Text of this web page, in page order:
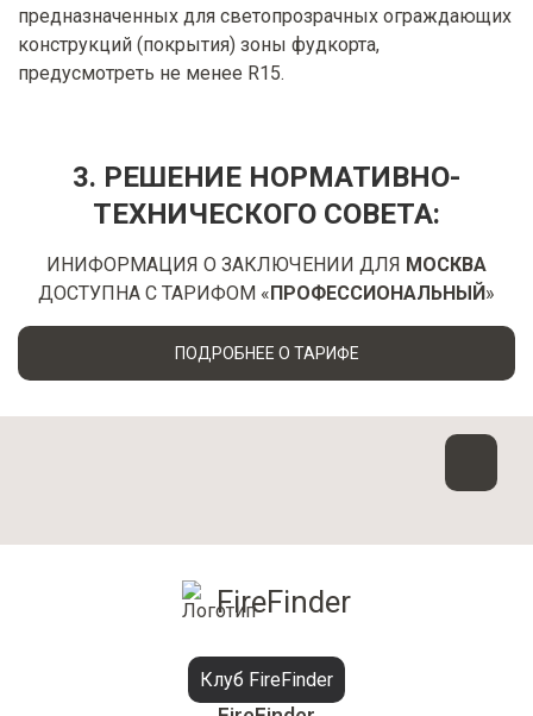
предназначенных для светопрозрачных ограждающих
конструкций (покрытия) зоны фудкорта,
предусмотреть не менее R15.
3. РЕШЕНИЕ НОРМАТИВНО-
ТЕХНИЧЕСКОГО СОВЕТА:
ИНИФОРМАЦИЯ О ЗАКЛЮЧЕНИИ ДЛЯ МОСКВА
ДОСТУПНА С ТАРИФОМ «ПРОФЕССИОНАЛЬНЫЙ»
ПОДРОБНЕЕ О ТАРИФЕ
FireFinder
Клуб FireFinder